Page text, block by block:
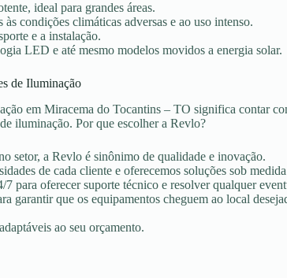
ideal para grandes áreas.
às condições climáticas adversas e ao uso intenso.
e a instalação.
LED e até mesmo modelos movidos a energia solar.
de Iluminação
em Miracema do Tocantins – TO significa contar
iluminação. Por que escolher a Revlo?
setor, a Revlo é sinônimo de qualidade e inovação.
de cada cliente e oferecemos soluções sob
para oferecer suporte técnico e resolver qualquer
garantir que os equipamentos cheguem ao local
ao seu orçamento.